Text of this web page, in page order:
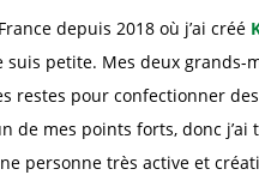
depuis 2018 où j’ai créé
suis petite. Mes deux grands-
restes pour confectionner
de mes points forts, donc
personne très active et